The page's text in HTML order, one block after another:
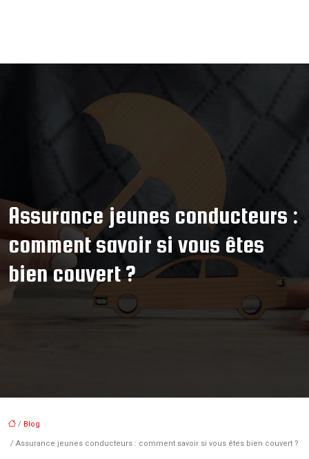
Assurance jeunes conducteurs :
comment savoir si vous êtes
bien couvert ?
/ Blog
/ Assurance jeunes conducteurs : comment savoir si vous êtes bien couvert ?